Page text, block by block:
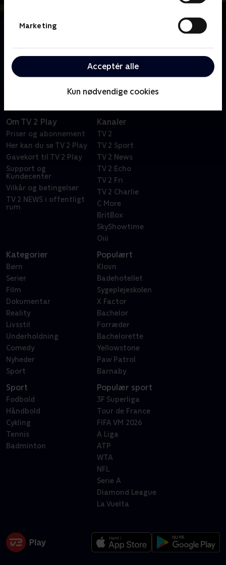
Marketing
Acceptér alle
Kun nødvendige cookies
familie. Noel og Sue har 22 børn i alle aldre. Følg med
i deres travle liv på godt og ondt.
Om TV 2 Play
Priser og abonnement
Her kan du se TV 2 Play
Gavekort til TV 2 Play
Support og
Kundecenter
Vilkår og betingelser
TV 2 NEWS i offentligt
rum
Kanaler
TV 2
TV 2 Sport
TV 2 News
TV 2 Echo
TV 2 Fri
TV 2 Charlie
C More
BritBox
SkyShowtime
Oiii
Kategorier
Børn
Serier
Film
Dokumentar
Reality
Livsstil
Underholdning
Comedy
Nyheder
Sport
Populært
Klovn
Badehotellet
Sygeplejeskolen
X Factor
Bachelor
Forræder
Bachelorette
Yellowstone
Paw Patrol
Barnaby
Sport
Fodbold
Håndbold
Cykling
Tennis
Badminton
Populær sport
3F Superliga
Tour de France
FIFA VM 2026
A Liga
ATP
WTA
NFL
Serie A
Diamond League
La Vuelta